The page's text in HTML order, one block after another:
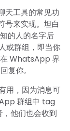
工具的常见功
号来实现。坦白
的人的名字后
或群组，即当你
WhatsApp 界
复你。
用，因为消息可
群组中 tag
他们也会收到